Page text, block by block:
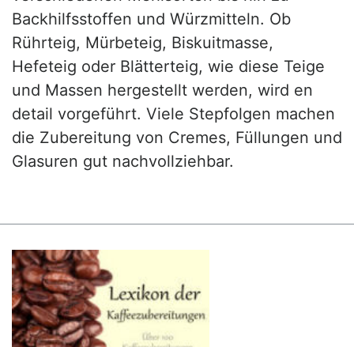
Backhilfsstoffen und Würzmitteln. Ob
Rührteig, Mürbeteig, Biskuitmasse,
Hefeteig oder Blätterteig, wie diese Teige
und Massen hergestellt werden, wird en
detail vorgeführt. Viele Stepfolgen machen
die Zubereitung von Cremes, Füllungen und
Glasuren gut nachvollziehbar.